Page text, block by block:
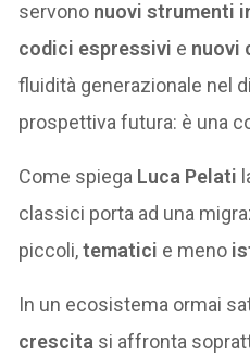
servono nuovi strumenti
codici espressivi e nuovi
fluidità generazionale nel
prospettiva futura: è una
Come spiega Luca Pelati
classici porta ad una
piccoli,tematici e meno
In un ecosistema ormai
crescita si affronta